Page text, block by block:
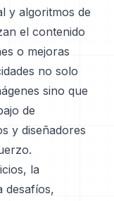
y algoritmos de
el contenido
o mejoras
no solo
sino que
de
y diseñadores
la
desafíos,